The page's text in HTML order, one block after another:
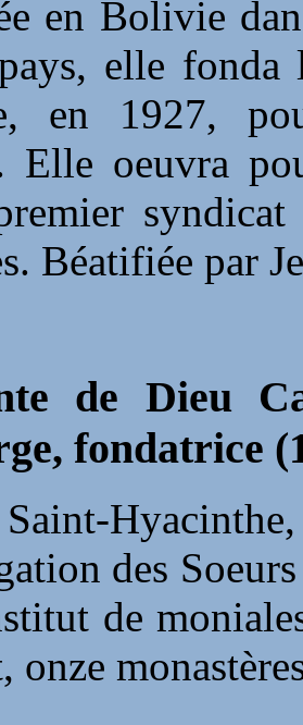
en Bolivie
elle
en 1927,
Elle oeuvra
Béatifiée par
de Dieu
fondatrice
des
de
onze